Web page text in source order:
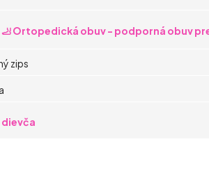
🦶 Ortopedická obuv - podporná obuv
zips
dievča